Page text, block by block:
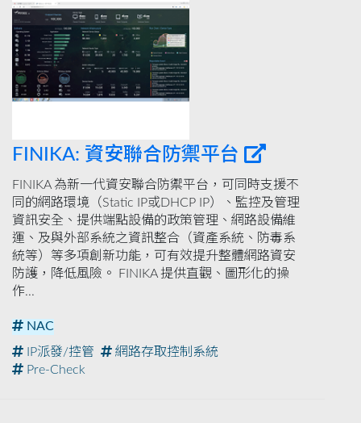
FINIKA: 資安聯合防禦平台
FINIKA 為新一代資安聯合防禦平台，可同時支援不
同的網路環境（Static IP或DHCP IP）、監控及管理
資訊安全、提供端點設備的政策管理、網路設備維
運、及與外部系統之資訊整合（資產系統、防毒系
統等）等多項創新功能，可有效提升整體網路資安
防護，降低風險。 FINIKA 提供直觀、圖形化的操
作...
NAC
IP派發/控管
網路存取控制系統
Pre-Check